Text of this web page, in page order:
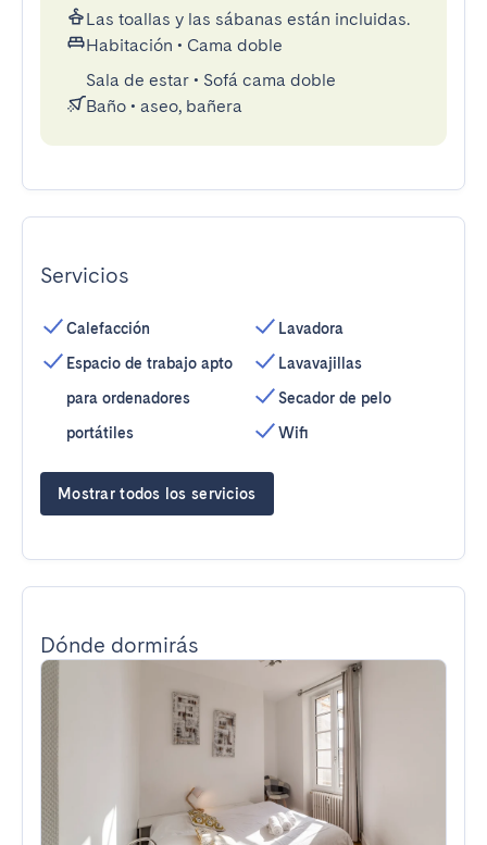
Las toallas y las sábanas están incluidas.
Habitación • Cama doble
Sala de estar • Sofá cama doble
Baño • aseo, bañera
Servicios
Calefacción
Espacio de trabajo apto
para ordenadores
portátiles
Lavadora
Lavavajillas
Secador de pelo
Wifi
Mostrar todos los servicios
Dónde dormirás